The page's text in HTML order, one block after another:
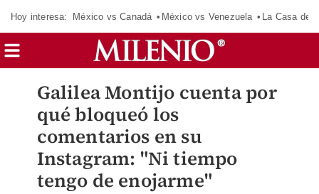
Hoy interesa: México vs Canadá México vs Venezuela La Casa de
Galilea Montijo cuenta por
qué bloqueó los
comentarios en su
Instagram: "Ni tiempo
tengo de enojarme"